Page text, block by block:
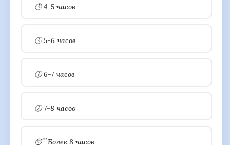
🕓 4-5 часов
🕔 5-6 часов
🕕 6-7 часов
🕖 7-8 часов
😴 Более 8 часов